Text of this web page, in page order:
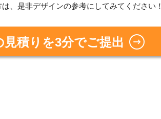
、是非デザインの参考にしてみてください！
積りを3分でご提出